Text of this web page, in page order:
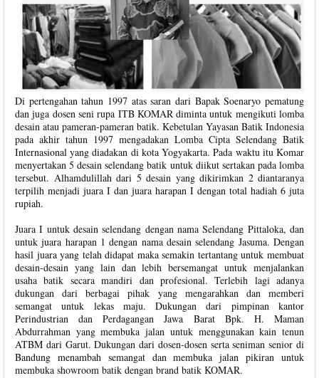
Di pertengahan tahun 1997 atas saran dari Bapak Soenaryo pematung
dan juga dosen seni rupa ITB KOMAR diminta untuk mengikuti lomba
desain atau pameran-pameran batik. Kebetulan Yayasan Batik Indonesia
pada akhir tahun 1997 mengadakan Lomba Cipta Selendang Batik
Internasional yang diadakan di kota Yogyakarta. Pada waktu itu Komar
menyertakan 5 desain selendang batik untuk diikut sertakan pada lomba
tersebut. Alhamdulillah dari 5 desain yang dikirimkan 2 diantaranya
terpilih menjadi juara I dan juara harapan I dengan total hadiah 6 juta
rupiah.
Juara I untuk desain selendang dengan nama Selendang Pittaloka, dan
untuk juara harapan 1 dengan nama desain selendang Jasuma. Dengan
hasil juara yang telah didapat maka semakin tertantang untuk membuat
desain-desain yang lain dan lebih bersemangat untuk menjalankan
usaha batik secara mandiri dan profesional. Terlebih lagi adanya
dukungan dari berbagai pihak yang mengarahkan dan memberi
semangat untuk lekas maju. Dukungan dari pimpinan kantor
Perindustrian dan Perdagangan Jawa Barat Bpk. H. Maman
Abdurrahman yang membuka jalan untuk menggunakan kain tenun
ATBM dari Garut. Dukungan dari dosen-dosen serta seniman senior di
Bandung menambah semangat dan membuka jalan pikiran untuk
membuka showroom batik dengan brand batik KOMAR.